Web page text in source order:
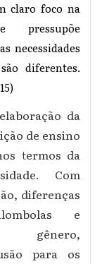
claro foco na
pressupõe
necessidades
diferentes.
da
de ensino
termos da
Com
diferenças
e
gênero,
para os